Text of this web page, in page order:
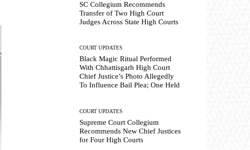
SC Collegium Recommends
Transfer of Two High Court
Judges Across State High Courts
COURT UPDATES
Black Magic Ritual Performed
With Chhattisgarh High Court
Chief Justice’s Photo Allegedly
To Influence Bail Plea; One Held
COURT UPDATES
Supreme Court Collegium
Recommends New Chief Justices
for Four High Courts